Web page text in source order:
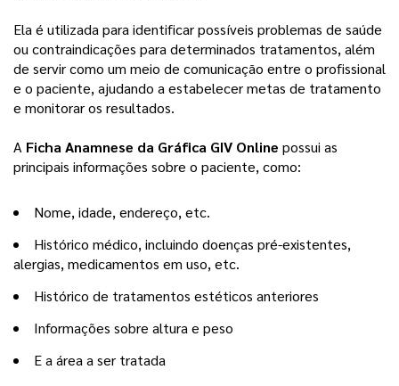
Ela é utilizada para identificar possíveis problemas de saúde
ou contraindicações para determinados tratamentos, além
de servir como um meio de comunicação entre o profissional
e o paciente, ajudando a estabelecer metas de tratamento
e monitorar os resultados.
A Ficha Anamnese da Gráfica GIV Online possui as
principais informações sobre o paciente, como:
Nome, idade, endereço, etc.
Histórico médico, incluindo doenças pré-existentes,
alergias, medicamentos em uso, etc.
Histórico de tratamentos estéticos anteriores
Informações sobre altura e peso
E a área a ser tratada